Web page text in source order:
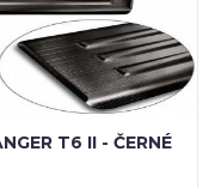
T6 II - ČERNÉ